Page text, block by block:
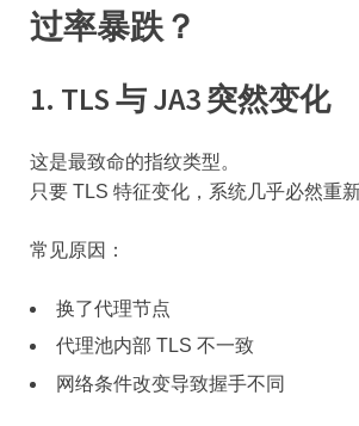
过率暴跌？
1. TLS 与 JA3 突然变化
这是最致命的指纹类型。
只要 TLS 特征变化，系统几乎必然重新
常见原因：
换了代理节点
代理池内部 TLS 不一致
网络条件改变导致握手不同